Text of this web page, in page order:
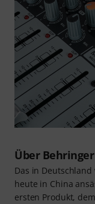
Über Behringer
Das in
heute in China
ersten Produkt,